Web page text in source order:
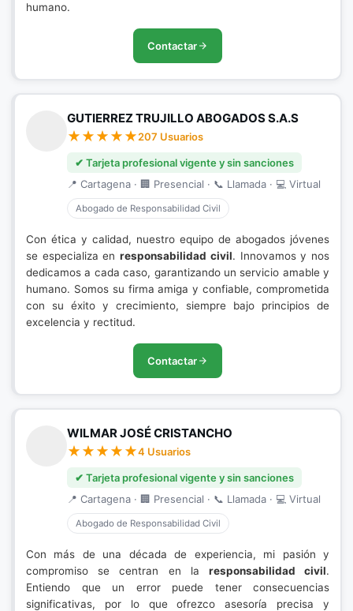
humano.
Contactar
GUTIERREZ TRUJILLO ABOGADOS S.A.S
207 Usuarios
✔ Tarjeta profesional vigente y sin sanciones
📍 Cartagena · 🏢 Presencial · 📞 Llamada · 💻 Virtual
Abogado de Responsabilidad Civil
Con ética y calidad, nuestro equipo de abogados jóvenes
se especializa enresponsabilidad civil. Innovamos y nos
dedicamos a cada caso, garantizando un servicio amable y
humano. Somos su firma amiga y confiable, comprometida
con su éxito y crecimiento, siempre bajo principios de
excelencia y rectitud.
Contactar
WILMAR JOSÉ CRISTANCHO
4 Usuarios
✔ Tarjeta profesional vigente y sin sanciones
📍 Cartagena · 🏢 Presencial · 📞 Llamada · 💻 Virtual
Abogado de Responsabilidad Civil
Con más de una década de experiencia, mi pasión y
compromiso se centran en la responsabilidad civil.
Entiendo que un error puede tener consecuencias
significativas, por lo que ofrezco asesoría precisa y